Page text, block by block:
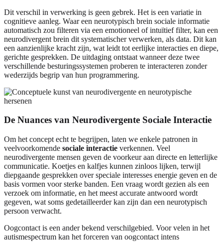
Dit verschil in verwerking is geen gebrek. Het is een variatie in
cognitieve aanleg. Waar een neurotypisch brein sociale informatie
automatisch zou filteren via een emotioneel of intuïtief filter, kan een
neurodivergent brein dit systematischer verwerken, als data. Dit kan
een aanzienlijke kracht zijn, wat leidt tot eerlijke interacties en diepe,
gerichte gesprekken. De uitdaging ontstaat wanneer deze twee
verschillende besturingssystemen proberen te interacteren zonder
wederzijds begrip van hun programmering.
De Nuances van Neurodivergente Sociale Interactie
Om het concept echt te begrijpen, laten we enkele patronen in
veelvoorkomende sociale interactie verkennen. Veel
neurodivergente mensen geven de voorkeur aan directe en letterlijke
communicatie. Koetjes en kalfjes kunnen zinloos lijken, terwijl
diepgaande gesprekken over speciale interesses energie geven en de
basis vormen voor sterke banden. Een vraag wordt gezien als een
verzoek om informatie, en het meest accurate antwoord wordt
gegeven, wat soms gedetailleerder kan zijn dan een neurotypisch
persoon verwacht.
Oogcontact is een ander bekend verschilgebied. Voor velen in het
autismespectrum kan het forceren van oogcontact intens